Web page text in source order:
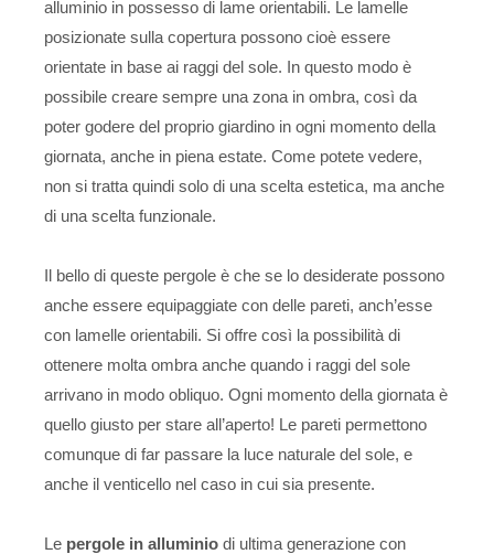
alluminio in possesso di lame orientabili. Le lamelle
posizionate sulla copertura possono cioè essere
orientate in base ai raggi del sole. In questo modo è
possibile creare sempre una zona in ombra, così da
poter godere del proprio giardino in ogni momento della
giornata, anche in piena estate. Come potete vedere,
non si tratta quindi solo di una scelta estetica, ma anche
di una scelta funzionale.
Il bello di queste pergole è che se lo desiderate possono
anche essere equipaggiate con delle pareti, anch’esse
con lamelle orientabili. Si offre così la possibilità di
ottenere molta ombra anche quando i raggi del sole
arrivano in modo obliquo. Ogni momento della giornata è
quello giusto per stare all’aperto! Le pareti permettono
comunque di far passare la luce naturale del sole, e
anche il venticello nel caso in cui sia presente.
Le pergole in alluminio di ultima generazione con